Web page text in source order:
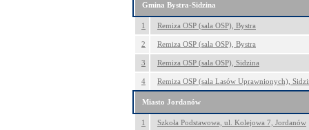
Gmina Bystra-Sidzina
1 Remiza OSP (sala OSP), Bystra
2 Remiza OSP (sala OSP), Bystra
3 Remiza OSP (sala OSP), Sidzina
4 Remiza OSP (sala Lasów Uprawnionych),
Miasto Jordanów
1 Szkoła Podstawowa, ul. Kolejowa 7, Jordanów